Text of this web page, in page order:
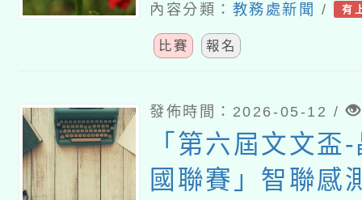
內容分類： 教務處新聞 / 有
比賽 報名
發佈時間：2026-05-12 /
「第六屆文文盃
國聯賽」智聯感